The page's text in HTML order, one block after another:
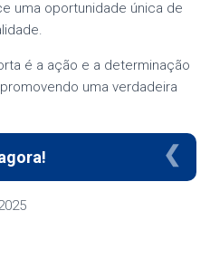
uma oportunidade única de
é a ação e a determinação
uma verdadeira